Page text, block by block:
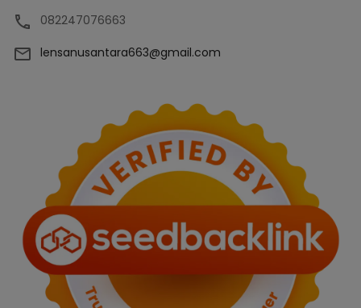
082247076663
lensanusantara663@gmail.com